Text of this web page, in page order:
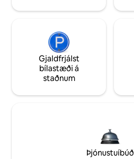
Gjaldfrjálst
bílastæði á
staðnum
Þjónustuíbúð